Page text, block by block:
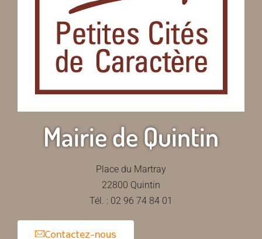
Mairie de Quintin
Place du Martray
22800 Quintin
Tél. : 02 96 74 84 01
Contactez-nous